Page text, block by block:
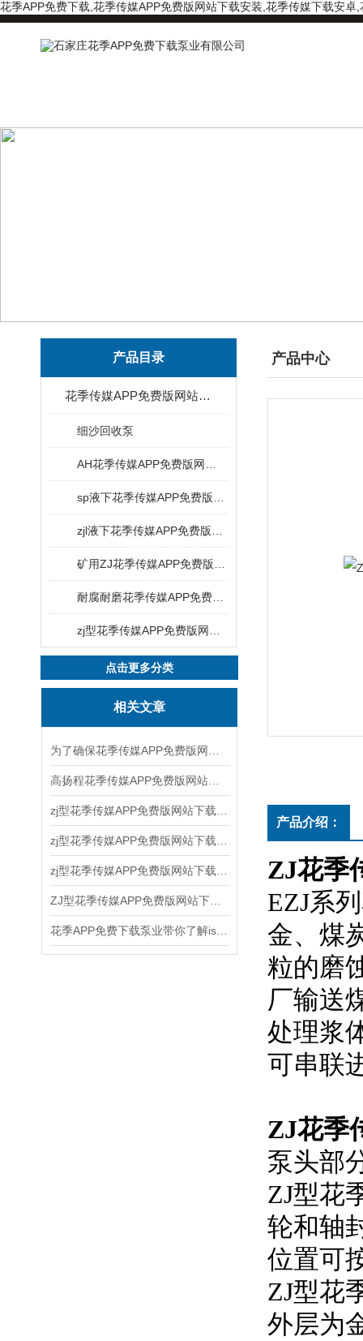
花季APP免费下载,花季传媒APP免费版网站下载安装,花季传媒下载安卓
产品目录
花季传媒APP免费版网站下载安装
细沙回收泵
点击更多分类
相关文章
产品中心
产品介绍：
ZJ花季
EZJ系
金、
粒的磨蚀
厂输送
处理浆
可串联进
ZJ花季
泵头部
ZJ型花
轮和轴封
位置可
ZJ型花
外层为